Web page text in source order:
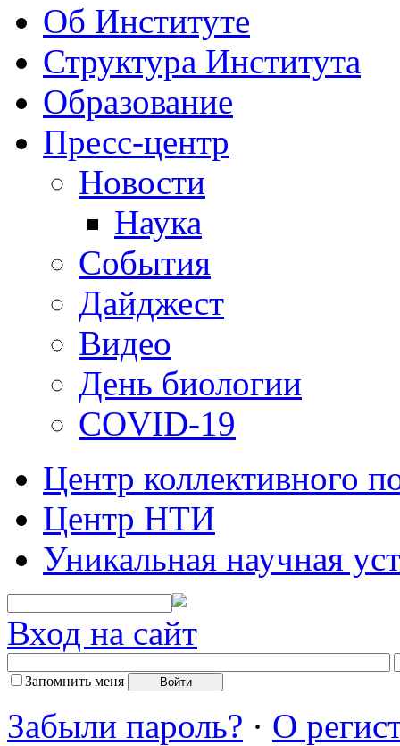
Об Институте
Структура Института
Образование
Пресс-центр
Новости
Наука
События
Дайджест
Видео
День биологии
COVID-19
Центр коллективного
Центр НТИ
Уникальная научная
Вход на сайт
Запомнить меня
Забыли пароль? · О